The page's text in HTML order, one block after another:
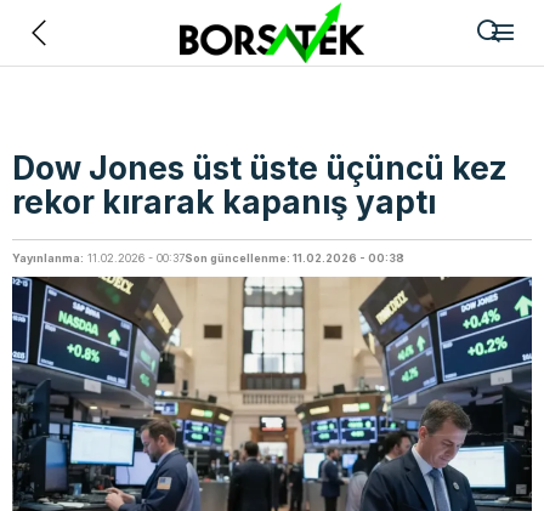
Dow Jones üst üste üçüncü kez
rekor kırarak kapanış yaptı
Yayınlanma: 11.02.2026 - 00:37Son güncellenme: 11.02.2026 - 00:38